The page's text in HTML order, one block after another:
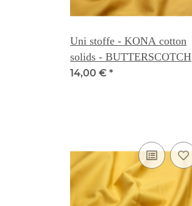
Uni stoffe - KONA cotton
solids - BUTTERSCOTCH
008C
14,00 € *